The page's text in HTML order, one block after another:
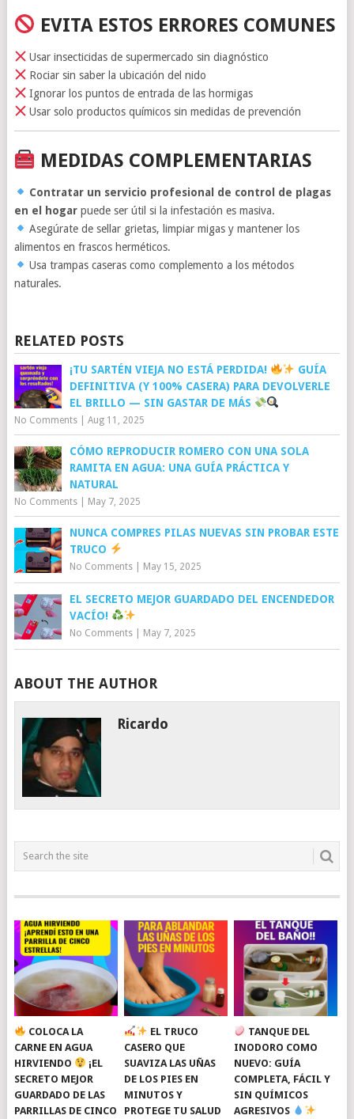
EVITA ESTOS ERRORES COMUNES
Usar insecticidas de supermercado sin diagnóstico
Rociar sin saber la ubicación del nido
Ignorar los puntos de entrada de las hormigas
Usar solo productos químicos sin medidas de prevención
MEDIDAS COMPLEMENTARIAS
Contratar un servicio profesional de control de plagas
en el hogarpuede ser útil si la infestación es masiva.
Asegúrate de sellar grietas, limpiar migas y mantener los
alimentos en frascos herméticos.
Usa trampas caseras como complemento a los métodos
naturales.
RELATED POSTS
¡TU SARTÉN VIEJA NO ESTÁ PERDIDA!
GUÍA
DEFINITIVA (Y 100% CASERA) PARA DEVOLVERLE
EL BRILLO — SIN GASTAR DE MÁS
No Comments| Aug 11, 2025
CÓMO REPRODUCIR ROMERO CON UNA SOLA
RAMITA EN AGUA: UNA GUÍA PRÁCTICA Y
NATURAL
No Comments| May 7, 2025
NUNCA COMPRES PILAS NUEVAS SIN PROBAR ESTE
TRUCO
No Comments| May 15, 2025
EL SECRETO MEJOR GUARDADO DEL ENCENDEDOR
VACÍO!
No Comments| May 7, 2025
ABOUT THE AUTHOR
Ricardo
COLOCA LA
CARNE EN AGUA
HIRVIENDO
¡EL
SECRETO MEJOR
GUARDADO DE LAS
PARRILLAS DE CINCO
EL TRUCO
CASERO QUE
SUAVIZA LAS UÑAS
DE LOS PIES EN
MINUTOS Y
PROTEGE TU SALUD
TANQUE DEL
INODORO COMO
NUEVO: GUÍA
COMPLETA, FÁCIL Y
SIN QUÍMICOS
AGRESIVOS